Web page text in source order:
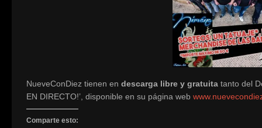
NueveConDiez tienen en descarga libre y gratuita tanto del
EN DIRECTO!’, disponible en su página web
Comparte esto: